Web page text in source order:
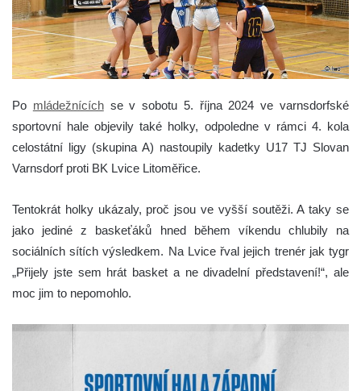
Po mládežnícíchse v sobotu 5. října 2024 ve varnsdorfské
sportovní hale objevily také holky, odpoledne v rámci 4. kola
celostátní ligy (skupina A) nastoupily kadetky U17 TJ Slovan
Varnsdorf proti BK Lvice Litoměřice.
Tentokrát holky ukázaly, proč jsou ve vyšší soutěži. A taky se
jako jediné z baskeťáků hned během víkendu chlubily na
sociálních sítích výsledkem. Na Lvice řval jejich trenér jak tygr
„Přijely jste sem hrát basket a ne divadelní představení!“, ale
moc jim to nepomohlo.